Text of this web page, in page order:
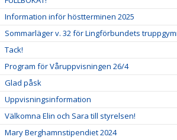
Information inför höstterminen 2025
Sommarläger v. 32 för Lingförbundets
Tack!
Program för Våruppvisningen 26/4
Glad påsk
Uppvisningsinformation
Välkomna Elin och Sara till styrelsen!
Mary Berghamnstipendiet 2024